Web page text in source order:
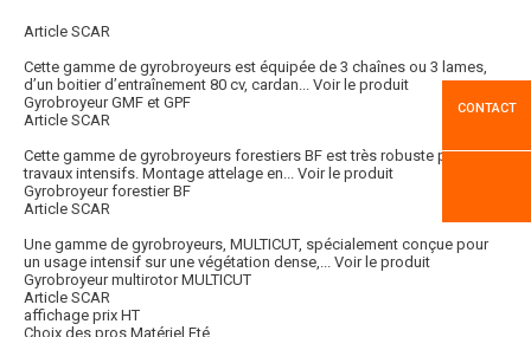
Article SCAR
Cette gamme de gyrobroyeurs est équipée de 3 chaînes ou 3 lames,
d’un boitier d’entraînement 80 cv, cardan... Voir le produit
Gyrobroyeur GMF et GPF
Article SCAR
Cette gamme de gyrobroyeurs forestiers BF est très robuste pour
travaux intensifs. Montage attelage en... Voir le produit
Gyrobroyeur forestier BF
Article SCAR
Une gamme de gyrobroyeurs, MULTICUT, spécialement conçue pour
un usage intensif sur une végétation dense,... Voir le produit
Gyrobroyeur multirotor MULTICUT
Article SCAR
affichage prix HT
Choix des pros Matériel Eté
CONTACT